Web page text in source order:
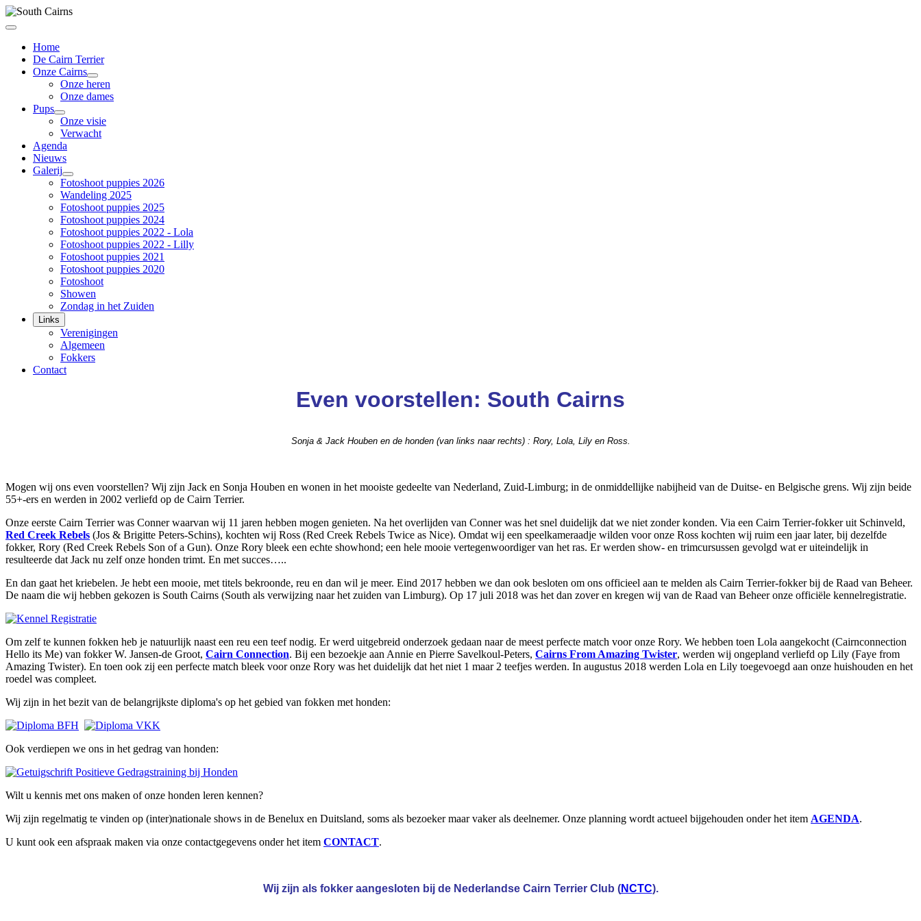
Home
De Cairn Terrier
Onze Cairns
Onze heren
Onze dames
Pups
Onze visie
Verwacht
Agenda
Nieuws
Galerij
Fotoshoot puppies 2026
Wandeling 2025
Fotoshoot puppies 2025
Fotoshoot puppies 2024
Fotoshoot puppies 2022 - Lola
Fotoshoot puppies 2022 - Lilly
Fotoshoot puppies 2021
Fotoshoot puppies 2020
Fotoshoot
Showen
Zondag in het Zuiden
Links
Verenigingen
Algemeen
Fokkers
Contact
Even voorstellen: South Cairns
Sonja & Jack Houben en de honden (van links naar rechts) : Rory, Lola, Lily en Ross.
Mogen wij ons even voorstellen? Wij zijn Jack en Sonja Houben en wonen in het mooiste gedeelte van Nederland, Zuid-Limburg; in de onmiddellijke nabijheid van de Duitse- en Belgische grens. Wij zijn beide
55+-ers en werden in 2002 verliefd op de Cairn Terrier.
Onze eerste Cairn Terrier was Conner waarvan wij 11 jaren hebben mogen genieten. Na het overlijden van Conner was het snel duidelijk dat we niet zonder konden. Via een Cairn Terrier-fokker uit Schinveld,
Red Creek Rebels (Jos & Brigitte Peters-Schins), kochten wij Ross (Red Creek Rebels Twice as Nice). Omdat wij een speelkameraadje wilden voor onze Ross kochten wij ruim een jaar later, bij dezelfde
fokker, Rory (Red Creek Rebels Son of a Gun). Onze Rory bleek een echte showhond; een hele mooie vertegenwoordiger van het ras. Er werden show- en trimcursussen gevolgd wat er uiteindelijk in
resulteerde dat Jack nu zelf onze honden trimt. En met succes…..
En dan gaat het kriebelen. Je hebt een mooie, met titels bekroonde, reu en dan wil je meer. Eind 2017 hebben we dan ook besloten om ons officieel aan te melden als Cairn Terrier-fokker bij de Raad van Beheer.
De naam die wij hebben gekozen is South Cairns (South als verwijzing naar het zuiden van Limburg). Op 17 juli 2018 was het dan zover en kregen wij van de Raad van Beheer onze officiële kennelregistratie.
Om zelf te kunnen fokken heb je natuurlijk naast een reu een teef nodig. Er werd uitgebreid onderzoek gedaan naar de meest perfecte match voor onze Rory. We hebben toen Lola aangekocht (Cairnconnection
Hello its Me) van fokker W. Jansen-de Groot, Cairn Connection. Bij een bezoekje aan Annie en Pierre Savelkoul-Peters, Cairns From Amazing Twister, werden wij ongepland verliefd op Lily (Faye from
Amazing Twister). En toen ook zij een perfecte match bleek voor onze Rory was het duidelijk dat het niet 1 maar 2 teefjes werden. In augustus 2018 werden Lola en Lily toegevoegd aan onze huishouden en het
roedel was compleet.
Wij zijn in het bezit van de belangrijkste diploma's op het gebied van fokken met honden:
Ook verdiepen we ons in het gedrag van honden:
Wilt u kennis met ons maken of onze honden leren kennen?
Wij zijn regelmatig te vinden op (inter)nationale shows in de Benelux en Duitsland, soms als bezoeker maar vaker als deelnemer. Onze planning wordt actueel bijgehouden onder het item AGENDA.
U kunt ook een afspraak maken via onze contactgegevens onder het item CONTACT.
Wij zijn als fokker aangesloten bij de Nederlandse Cairn Terrier Club (NCTC).